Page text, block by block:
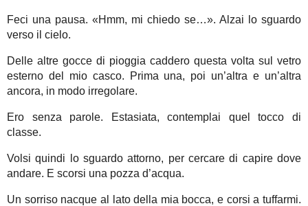
Feci una pausa. «Hmm, mi chiedo se…». Alzai lo sguardo
verso il cielo.
Delle altre gocce di pioggia caddero questa volta sul vetro
esterno del mio casco. Prima una, poi un’altra e un’altra
ancora, in modo irregolare.
Ero senza parole. Estasiata, contemplai quel tocco di
classe.
Volsi quindi lo sguardo attorno, per cercare di capire dove
andare. E scorsi una pozza d’acqua.
Un sorriso nacque al lato della mia bocca, e corsi a tuffarmi.